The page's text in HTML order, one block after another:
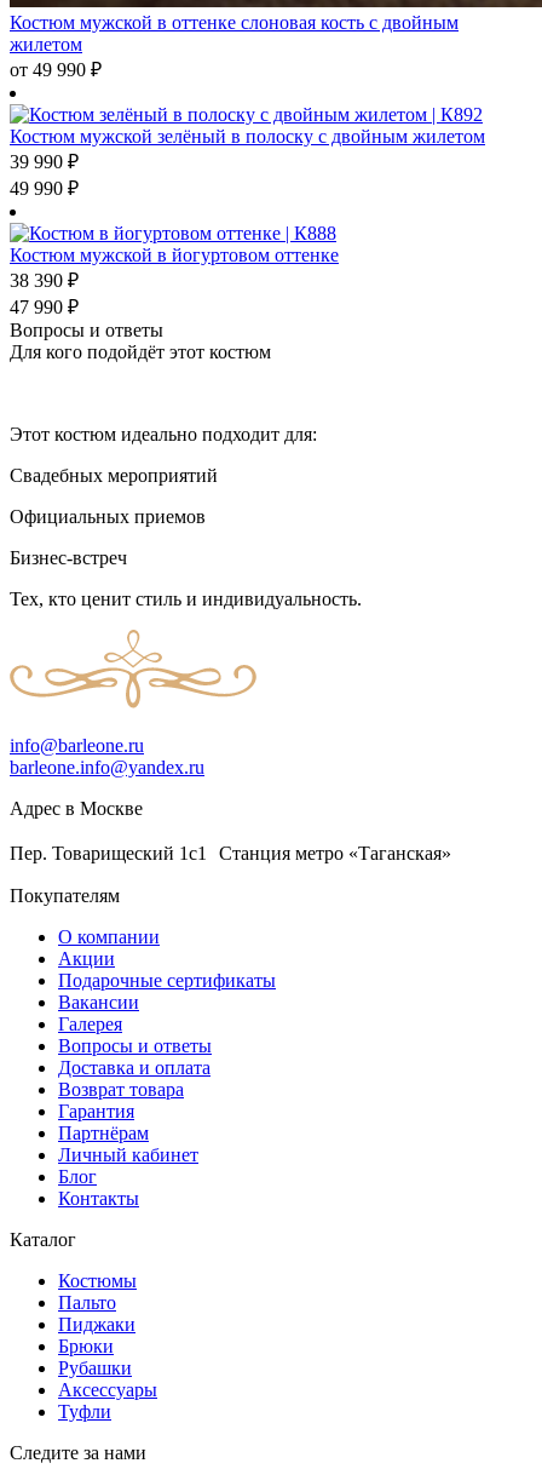
Костюм мужской в оттенке слоновая кость с двойным
жилетом
от 49 990 ₽
Костюм мужской зелёный в полоску с двойным жилетом
39 990 ₽
49 990 ₽
Костюм мужской в йогуртовом оттенке
38 390 ₽
47 990 ₽
Вопросы и ответы
Для кого подойдёт этот костюм
Этот костюм идеально подходит для:
Свадебных мероприятий
Официальных приемов
Бизнес-встреч
Тех, кто ценит стиль и индивидуальность.
info@barleone.ru
barleone.info@yandex.ru
Адрес в Москве
Пер. Товарищеский 1с1 Станция метро «Таганская»
Покупателям
О компании
Акции
Подарочные сертификаты
Вакансии
Галерея
Вопросы и ответы
Доставка и оплата
Возврат товара
Гарантия
Партнёрам
Личный кабинет
Блог
Контакты
Каталог
Костюмы
Пальто
Пиджаки
Брюки
Рубашки
Аксессуары
Туфли
Следите за нами